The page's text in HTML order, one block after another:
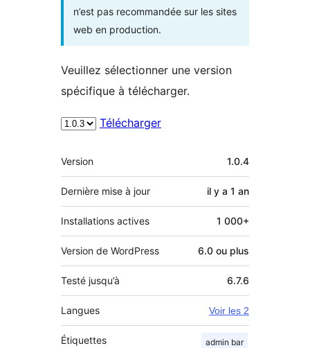
n’est pas recommandée sur les sites
web en production.
Veuillez sélectionner une version
spécifique à télécharger.
Télécharger
Méta
Version 1.0.4
Dernière mise à jour il y a 1 an
Installations actives 1 000+
Version de WordPress 6.0 ou plus
Testé jusqu’à 6.7.6
Langues Voir les 2
Étiquettes admin bar